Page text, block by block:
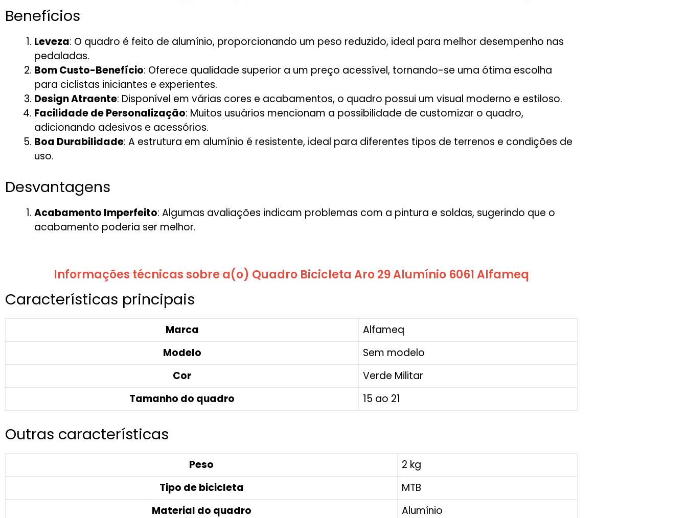
Benefícios
Leveza: O quadro é feito de alumínio, proporcionando um peso reduzido, ideal para melhor desempenho nas
pedaladas.
Bom Custo-Benefício: Oferece qualidade superior a um preço acessível, tornando-se uma ótima escolha
para ciclistas iniciantes e experientes.
Design Atraente: Disponível em várias cores e acabamentos, o quadro possui um visual moderno e estiloso.
Facilidade de Personalização: Muitos usuários mencionam a possibilidade de customizar o quadro,
adicionando adesivos e acessórios.
Boa Durabilidade: A estrutura em alumínio é resistente, ideal para diferentes tipos de terrenos e condições de
uso.
Desvantagens
Acabamento Imperfeito: Algumas avaliações indicam problemas com a pintura e soldas, sugerindo que o
acabamento poderia ser melhor.
Informações técnicas sobre a(o) Quadro Bicicleta Aro 29 Alumínio 6061 Alfameq
Características principais
Marca
Alfameq
Modelo
Sem modelo
Cor
Verde Militar
Tamanho do quadro
15 ao 21
Outras características
Peso
2 kg
Tipo de bicicleta
MTB
Material do quadro
Alumínio